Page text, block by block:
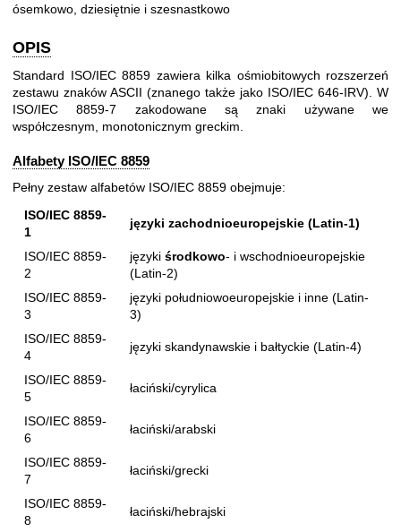
ósemkowo, dziesiętnie i szesnastkowo
OPIS
Standard ISO/IEC 8859 zawiera kilka ośmiobitowych rozszerzeń
zestawu znaków ASCII (znanego także jako ISO/IEC 646-IRV). W
ISO/IEC 8859-7 zakodowane są znaki używane we
współczesnym, monotonicznym greckim.
Alfabety ISO/IEC 8859
Pełny zestaw alfabetów ISO/IEC 8859 obejmuje:
ISO/IEC 8859-
1
języki zachodnioeuropejskie (Latin-1)
ISO/IEC 8859-
2
języki środkowo- i wschodnioeuropejskie
(Latin-2)
ISO/IEC 8859-
3
języki południowoeuropejskie i inne (Latin-
3)
ISO/IEC 8859-
4
języki skandynawskie i bałtyckie (Latin-4)
ISO/IEC 8859-
5
łaciński/cyrylica
ISO/IEC 8859-
6
łaciński/arabski
ISO/IEC 8859-
7
łaciński/grecki
ISO/IEC 8859-
8
łaciński/hebrajski